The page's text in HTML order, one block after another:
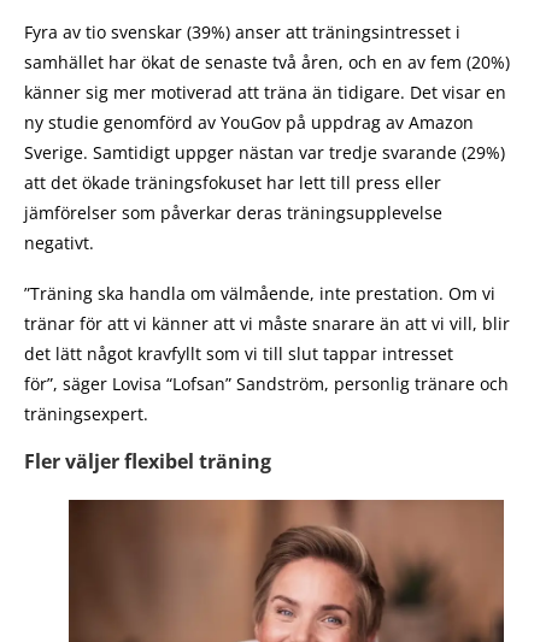
Fyra av tio svenskar (39%) anser att träningsintresset i
samhället har ökat de senaste två åren, och en av fem (20%)
känner sig mer motiverad att träna än tidigare. Det visar en
ny studie genomförd av YouGov på uppdrag av Amazon
Sverige. Samtidigt uppger nästan var tredje svarande (29%)
att det ökade träningsfokuset har lett till press eller
jämförelser som påverkar deras träningsupplevelse
negativt.
”Träning ska handla om välmående, inte prestation. Om vi
tränar för att vi känner att vi måste snarare än att vi vill, blir
det lätt något kravfyllt som vi till slut tappar intresset
för”, säger Lovisa “Lofsan” Sandström, personlig tränare och
träningsexpert.
Fler väljer flexibel träning